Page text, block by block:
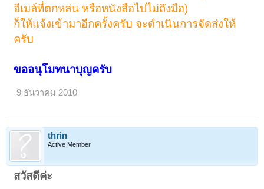
อีเมล์ที่ตกหล่น หรือหนังสือไปไม่ถึงมือ)
ก็ให้แจ้งเข้ามาอีกครั้งครับ จะดำเนินการจัดส่งให้
ครับ
ขออนุโมทนาบุญครับ
9 ธันวาคม 2010
้้thrin
Active Member
สวัสดีค่ะ